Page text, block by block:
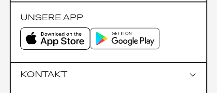
UNSERE APP
KONTAKT